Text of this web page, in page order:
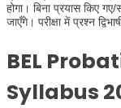
होगा। बिना प्रयास किए
जाएँगे। परीक्षा में प्रश्न
BEL
Syllabus